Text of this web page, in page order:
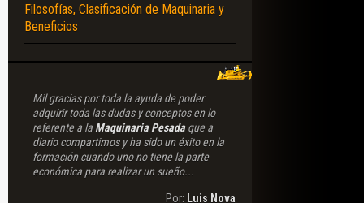
Filosofías, Clasificación de Maquinaria y
Beneficios
Mil gracias por toda la ayuda de poder
adquirir toda las dudas y conceptos en lo
referente a la Maquinaria Pesadaque a
diario compartimos y ha sido un éxito en la
formación cuando uno no tiene la parte
económica para realizar un sueño...
Por: Luis Nova